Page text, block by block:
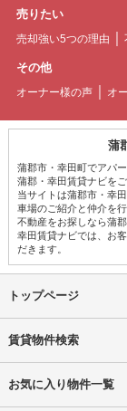
売りたい
売却強い5つの理由
その他
オーナー様の声 オ
蒲
蒲郡市・幸田町でアパ
蒲郡・幸田賃貸ナビを
当サイトは蒲郡市・幸
車場のご紹介と仲介を
不動産をお探しなら蒲
幸田賃貸ナビでは、お
だきます。
トップページ
賃貸物件検索
お気に入り物件一覧